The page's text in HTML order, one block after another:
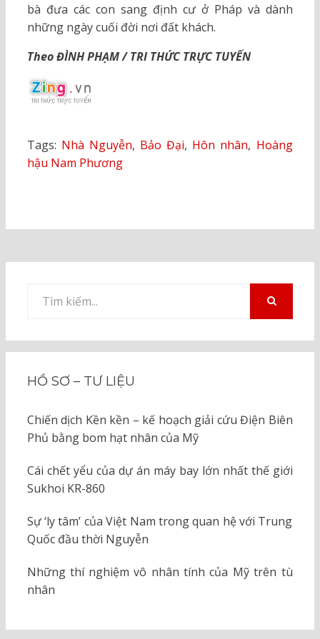
bà đưa các con sang định cư ở Pháp và dành
những ngày cuối đời nơi đất khách.
Theo ĐÌNH PHẠM / TRI THỨC TRỰC TUYẾN
Tags: Nhà Nguyễn, Bảo Đại, Hôn nhân, Hoàng
hậu Nam Phương
kiếm
HỒ SƠ – TƯ LIỆU
Chiến dịch Kền kền – kế hoạch giải cứu Điện Biên
Phủ bằng bom hạt nhân của Mỹ
Cái chết yểu của dự án máy bay lớn nhất thế giới
Sukhoi KR-860
Sự ‘ly tâm’ của Việt Nam trong quan hệ với Trung
Quốc đầu thời Nguyễn
Những thí nghiệm vô nhân tính của Mỹ trên tù
nhân